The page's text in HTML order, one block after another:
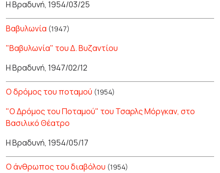
Η Βραδυνή, 1954/03/25
Βαβυλωνία (1947)
"Βαβυλωνία" του Δ. Βυζαντίου
Η Βραδυνή, 1947/02/12
Ο δρόμος του ποταμού (1954)
"Ο Δρόμος του Ποταμού" του Τσαρλς Μόργκαν, στο
Βασιλικό Θέατρο
Η Βραδυνή, 1954/05/17
Ο άνθρωπος του διαβόλου (1954)